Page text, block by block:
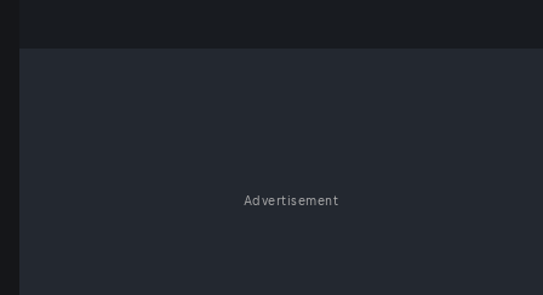
Advertisement